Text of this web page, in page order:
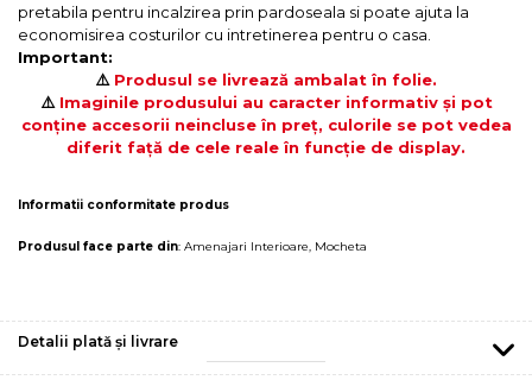
pretabila pentru incalzirea prin pardoseala si poate ajuta la
economisirea costurilor cu intretinerea pentru o casa.
Important:
⚠️ Produsul se livrează ambalat în folie.
⚠️ Imaginile produsului au caracter informativ și pot
conține accesorii neincluse în preț, culorile se pot vedea
diferit față de cele reale în funcție de display.
Informatii conformitate produs
Produsul face parte din: Amenajari Interioare, Mocheta
Detalii plată și livrare